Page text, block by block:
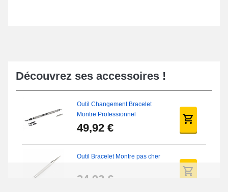
Découvrez ses accessoires !
Outil Changement Bracelet
Montre Professionnel
49,92 €
Outil Bracelet Montre pas cher
34,92 €